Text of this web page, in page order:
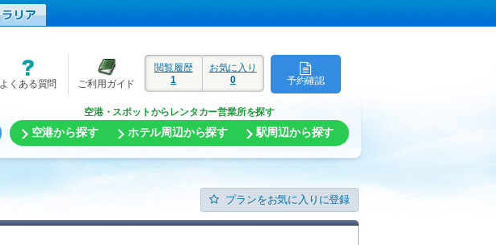
予約確認
閲覧履歴
1
お気に入り
0
よくある質問 ご利用ガイド
空港・スポットからレンタカー営業所を探す
空港から探す ホテル周辺から探す 駅周辺から探す
プランをお気に入りに登録